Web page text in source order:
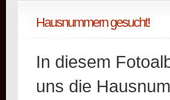
Hausnummern gesucht!
In diesem
uns die